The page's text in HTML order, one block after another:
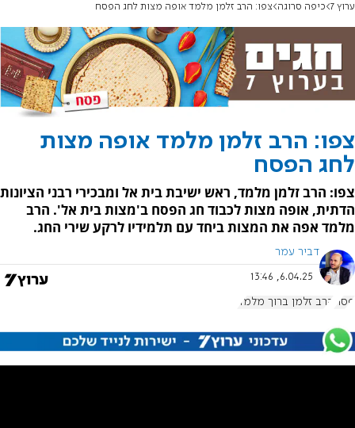
ערוץ 7 כיפה סרוגה צפו: הרב זלמן מלמד אופה מצות לחג הפסח
צפו: הרב זלמן מלמד אופה מצות
לחג הפסח
צפו: הרב זלמן מלמד, ראש ישיבת בית אל ומבכירי רבני הציונות
הדתית, אופה מצות לכבוד חג הפסח ב'מצות בית אל'. הרב
מלמד אפה את המצות ביחד עם תלמידיו לרקע שירי החג.
דביר עמר
6.04.25, 13:46
פסח הרב זלמן ברוך מלמד